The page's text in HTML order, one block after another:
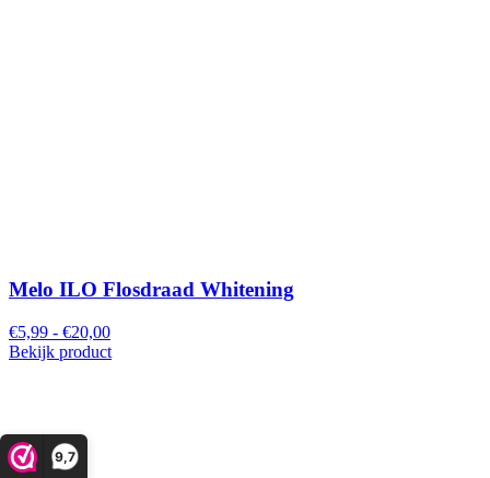
9,7
Melo ILO Flosdraad Whitening
€5,99 - €20,00
Bekijk product